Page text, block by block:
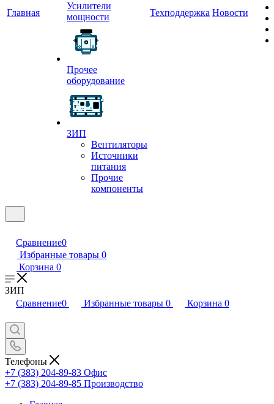
Главная
Усилители
мощности
Прочее
оборудование
ЗИП
Вентиляторы
Источники
питания
Прочие
компоненты
Техподдержка Новости
Сравнение0
Избранные товары 0
Корзина 0
ЗИП
Сравнение0 Избранные товары 0 Корзина 0
Телефоны
+7 (383) 204-89-83 Офис
+7 (383) 204-89-85 Производство